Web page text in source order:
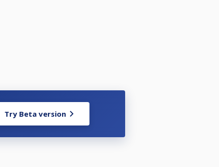
Try Beta version